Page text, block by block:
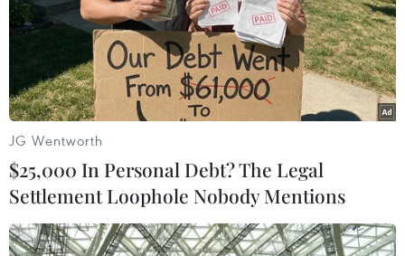
TIN LIÊN QUAN
JG Wentworth
$25,000 In Personal Debt? The Legal
Settlement Loophole Nobody Mentions